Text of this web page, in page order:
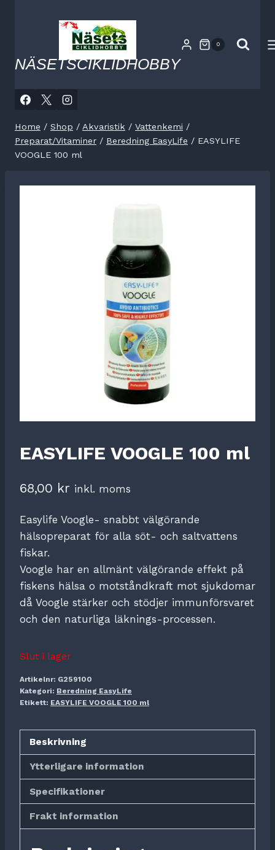
NÄSETSCIKLIDHOBBY
0
Home / Shop / Akvaristik / Vattenkemi /
Preparat/Vitaminer / Beredning EasyLife / EASYLIFE
VOOGLE 100 ml
EASYLIFE VOOGLE 100 ml
68,00 kr inkl. moms
Easylife Voogle- snabbt välgörande
hälsopreparat för alla söt- och saltvattens
fiskar.
Voogle har en allmänt välgörande effekt på
fiskens hälsa o motståndkraft mot sjukdomar
då Voogle stärker och stödjer immunförsvaret
och den naturliga läknings-processen.
Slut i lager
Artikelnr: G259100
Kategori: Beredning EasyLife
Etikett: EASYLIFE VOOGLE 100 ml
Beskrivning
Ytterligare information
Specifikationer
Frakt information